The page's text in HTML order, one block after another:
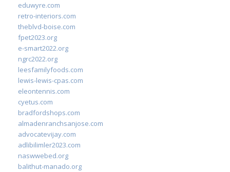
eduwyre.com
retro-interiors.com
theblvd-boise.com
fpet2023.org
e-smart2022.org
ngrc2022.org
leesfamilyfoods.com
lewis-lewis-cpas.com
eleontennis.com
cyetus.com
bradfordshops.com
almadenranchsanjose.com
advocatevijay.com
adlibilimler2023.com
naswwebed.org
balithut-manado.org